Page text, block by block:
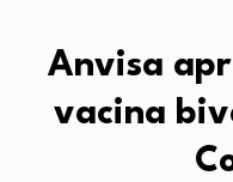
Anvisa
vacina